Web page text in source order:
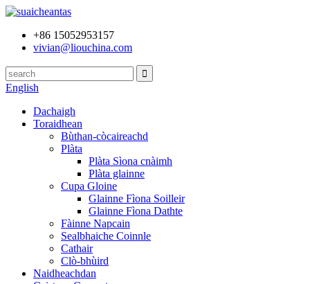
+86 15052953157
vivian@liouchina.com
English
Dachaigh
Toraidhean
Bùthan-còcaireachd
Plàta
Plàta Sìona cnàimh
Plàta glainne
Cupa Gloine
Glainne Fìona Soilleir
Glainne Fìona Dathte
Fàinne Napcain
Sealbhaiche Coinnle
Cathair
Clò-bhùird
Naidheachdan